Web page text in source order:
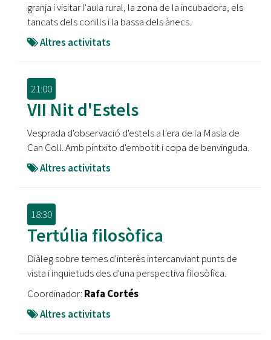
granja i visitar l'aula rural, la zona de la incubadora, els
tancats dels conills i la bassa dels ànecs.
Altres activitats
21:00
VII Nit d'Estels
Vesprada d'observació d'estels a l'era de la Masia de
Can Coll. Amb pintxito d'embotit i copa de benvinguda.
Altres activitats
18:30
Tertúlia filosòfica
Diàleg sobre temes d'interès intercanviant punts de
vista i inquietuds des d'una perspectiva filosòfica.
Coordinador: Rafa Cortés
Altres activitats